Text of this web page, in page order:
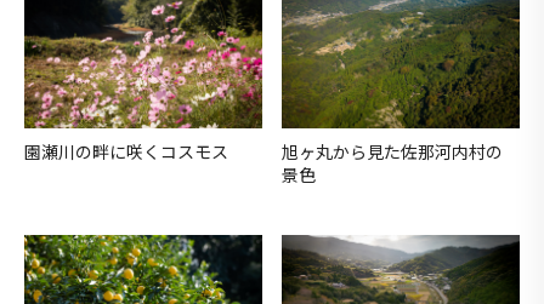
園瀬川の畔に咲くコスモス
旭ヶ丸から見た佐那河内村の
景色